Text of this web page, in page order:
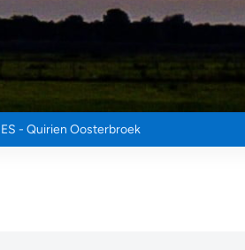
- Quirien Oosterbroek